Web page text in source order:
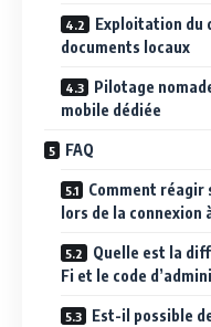
Exploitation du
documents locaux
Pilotage
mobile dédiée
FAQ
Comment
lors de la
Quelle est la
Fi et le code
Est-il possible